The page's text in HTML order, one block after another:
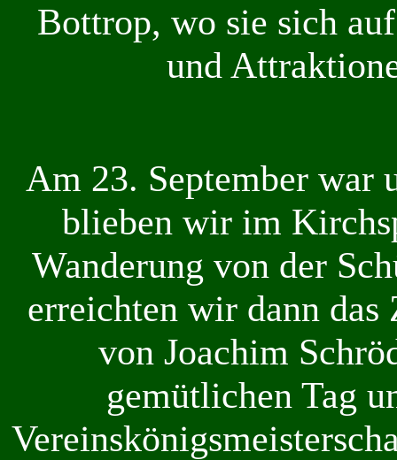
Bottrop, wo sie sich
und
Am 23. September war
blieben wir im
Wanderung von der
erreichten wir dann
von Joachim
gemütlichen Tag